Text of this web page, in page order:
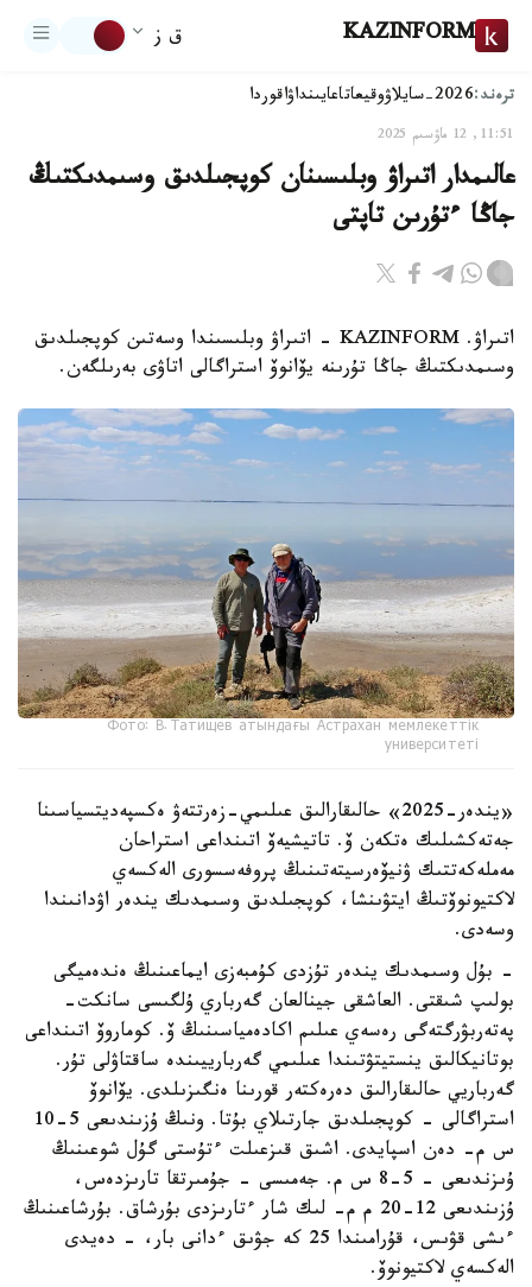
KAZINFORM ق ز
ترەند:2026-سايلاۋ وقيعاتاعايىنداۋاقوردا
11:51, 12 ماۋسىم 2025
عالىمدار اتىراۋ وبلىسىنان كوپجىلدىق وسىمدىكتىڭ
جاڭا ءتۇرىن تاپتى
اتىراۋ. KAZINFORM - اتىراۋ وبلىسىندا وسەتىن كوپجىلدىق
وسىمدىكتىڭ جاڭا تۇرىنە يۆانوۆ استراگالى اتاۋى بەرىلگەن.
Фото: В.Татищев атындағы Астрахан мемлекеттік
университеті
«يندەر-2025» حالىقارالىق عىلىمي-زەرتتەۋ ەكسپەديتسياسىنا
جەتەكشىلىك ەتكەن ۆ. تاتيشيەۆ اتىنداعى استراحان
مەملەكەتتىك ۋنيۆەرسيتەتىنىڭ پروفەسسورى الەكسەي
لاكتيونوۆتىڭ ايتۋىنشا، كوپجىلدىق وسىمدىك يندەر اۋدانىندا
وسەدى.
- بۇل وسىمدىك يندەر تۇزدى كۇمبەزى ايماعىنىڭ ەندەميگى
بولىپ شىقتى. العاشقى جينالعان گەرباري ۇلگىسى سانكت-
پەتەربۋرگتەگى رەسەي عىلىم اكادەمياسىنىڭ ۆ. كوماروۆ اتىنداعى
بوتانيكالىق ينستيتۋتىندا عىلىمي گەربارييىندە ساقتاۋلى تۇر.
گەرباريي حالىقارالىق دەرەكتەر قورىنا ەنگىزىلدى. يۆانوۆ
استراگالى - كوپجىلدىق جارتىلاي بۇتا. ونىڭ ۇزىندىعى 5-10
س م- دەن اسپايدى. اشىق قىزعىلت ءتۇستى گۇل شوعىنىڭ
ۇىزندىعى - 5-8 س م. جەمىسى - جۇمىرتقا تارىزدەس،
ۇزىندىعى 12-20 م م- لىك شار ءتارىزدى بۇرشاق. بۇرشاعىنىڭ
ءىشى قۋىس، قۇرامىندا 25 كە جۋىق ءدانى بار، - دەيدى
الەكسەي لاكتيونوۆ.